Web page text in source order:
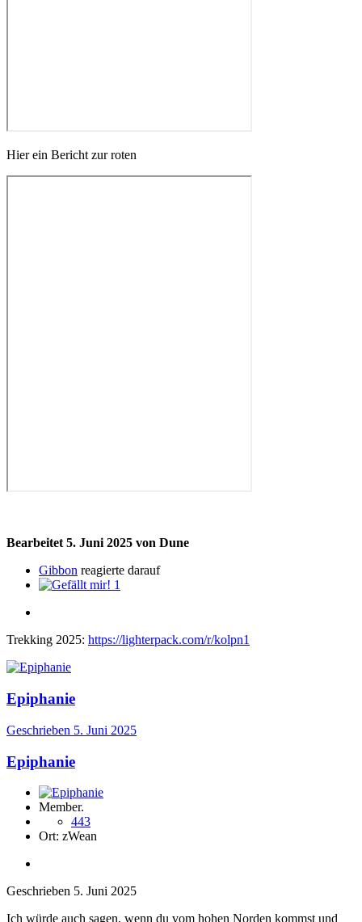
Hier ein Bericht zur roten
Bearbeitet5. Juni 2025 von Dune
Gibbon reagierte darauf
1
Trekking 2025: https://lighterpack.com/r/kolpn1
Epiphanie
Geschrieben 5. Juni 2025
Epiphanie
Member.
443
Ort: zWean
Geschrieben 5. Juni 2025
Ich würde auch sagen, wenn du vom hohen Norden kommst und